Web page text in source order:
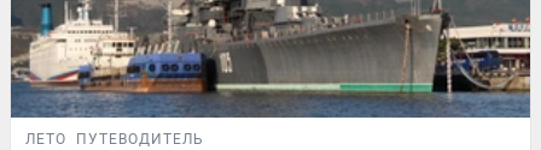
ЛЕТО ПУТЕВОДИТЕЛЬ